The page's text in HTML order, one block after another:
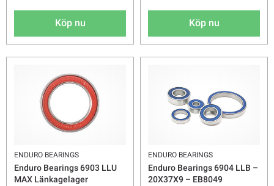
Köp nu Köp nu
ENDURO BEARINGS
Enduro Bearings 6903 LLU
MAX Länkagelager
ENDURO BEARINGS
Enduro Bearings 6904 LLB –
20X37X9 – EB8049